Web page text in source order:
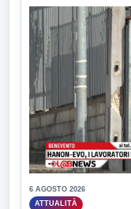
6 AGOSTO 2026
ATTUALITÀ